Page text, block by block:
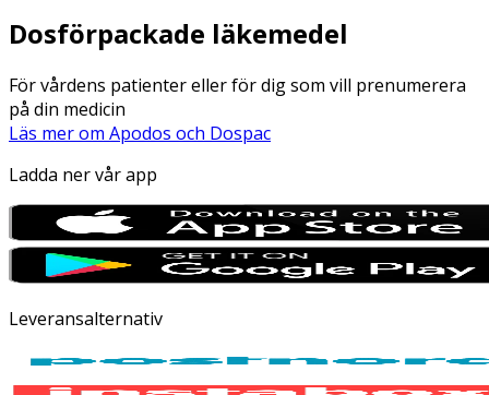
Dosförpackade läkemedel
För vårdens patienter eller för dig som vill prenumerera
på din medicin
Läs mer om Apodos och Dospac
Ladda ner vår app
Leveransalternativ